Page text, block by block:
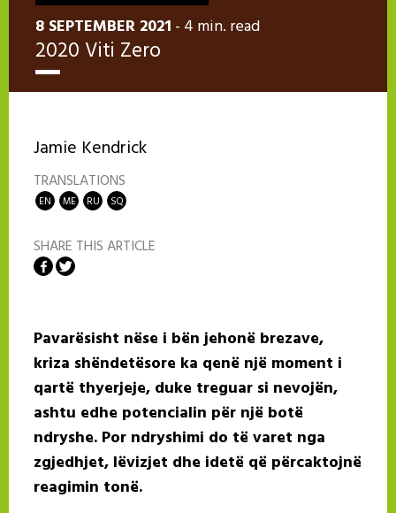
8 SEPTEMBER 2021 - 4 min. read
2020 Viti Zero
Jamie Kendrick
TRANSLATIONS
EN ME RU SQ
SHARE THIS ARTICLE
Share on Facebook
Share on Twitter
Pavarësisht nëse i bën jehonë brezave,
kriza shëndetësore ka qenë një moment i
qartë thyerjeje, duke treguar si nevojën,
ashtu edhe potencialin për një botë
ndryshe. Por ndryshimi do të varet nga
zgjedhjet, lëvizjet dhe idetë që përcaktojnë
reagimin tonë.